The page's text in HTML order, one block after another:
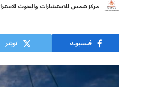
مركز شمس للاستشارات والبحوث
فيسبوك تويتر